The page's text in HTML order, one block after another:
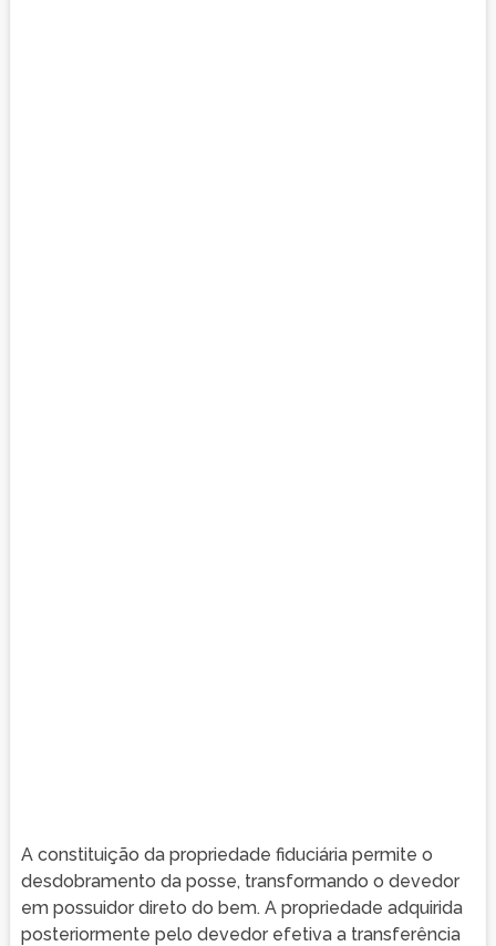
A constituição da propriedade fiduciária permite o
desdobramento da posse, transformando o devedor
em possuidor direto do bem. A propriedade adquirida
posteriormente pelo devedor efetiva a transferência